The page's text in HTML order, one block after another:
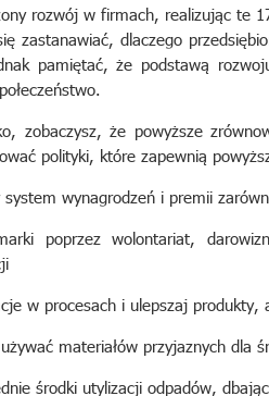
rozwój w firmach, realizując te
zastanawiać, dlaczego
pamiętać, że podstawą
zobaczysz, że powyższe
polityki, które zapewnią
system wynagrodzeń i premii
poprzez wolontariat,
w procesach i ulepszaj
materiałów przyjaznych dla
środki utylizacji odpadów,